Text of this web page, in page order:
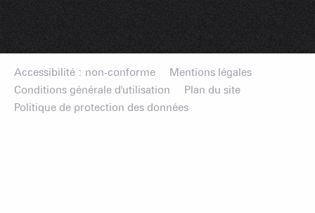
Accessibilité : non-conforme
Mentions légales
Conditions générale d'utilisation
Plan du site
Politique de protection des données